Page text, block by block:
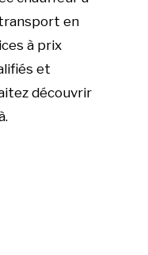
en
à prix
et
découvrir